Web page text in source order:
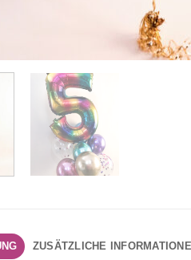
ZUSÄTZLICHE